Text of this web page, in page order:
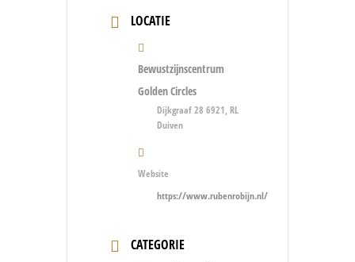
LOCATIE
Bewustzijnscentrum
Golden Circles
Dijkgraaf 28 6921, RL
Duiven
Website
https://www.rubenrobijn.nl/
CATEGORIE